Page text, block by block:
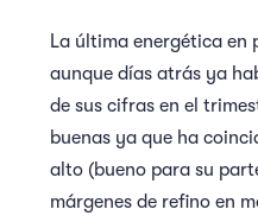
La última energética en
aunque días atrás ya
de sus cifras en el
buenas ya que ha
alto (bueno para su
márgenes de refino en